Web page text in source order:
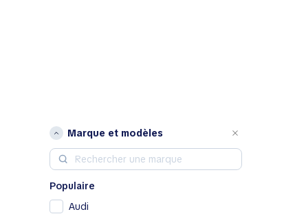
Marque et modèles
Populaire
Audi